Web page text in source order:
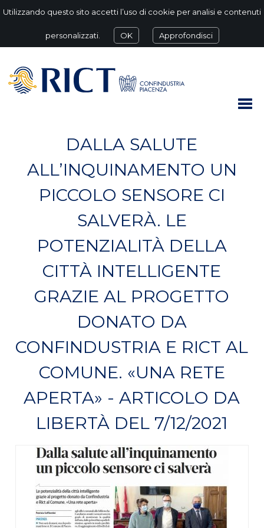
Utilizzando questo sito accetti l’uso di cookie per analisi e contenuti
personalizzati. OK Approfondisci
DALLA SALUTE
ALL’INQUINAMENTO UN
PICCOLO SENSORE CI
SALVERÀ. LE
POTENZIALITÀ DELLA
CITTÀ INTELLIGENTE
GRAZIE AL PROGETTO
DONATO DA
CONFINDUSTRIA E RICT AL
COMUNE. «UNA RETE
APERTA» - ARTICOLO DA
LIBERTÀ DEL 7/12/2021